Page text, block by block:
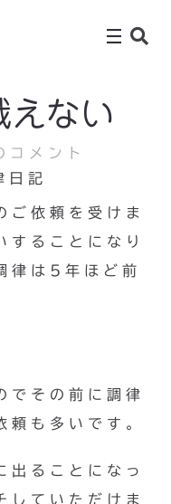
えない
コメント
日記
ご依頼を受けま
することになり
律は5年ほど前
でその前に調律
頼も多いです。
出ることになっ
していただけま